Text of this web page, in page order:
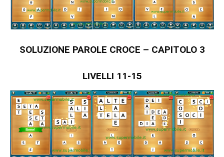
SOLUZIONE PAROLE CROCE – CAPITOLO 3
LIVELLI 11-15